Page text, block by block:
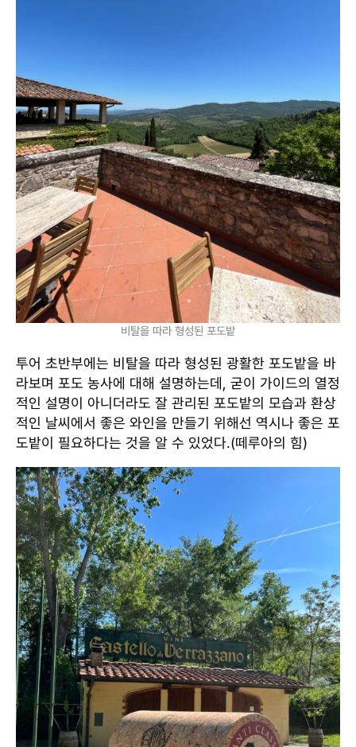
비탈을 따라 형성된 포도밭
투어 초반부에는 비탈을 따라 형성된 광활한 포도밭을 바
라보며 포도 농사에 대해 설명하는데, 굳이 가이드의 열정
적인 설명이 아니더라도 잘 관리된 포도밭의 모습과 환상
적인 날씨에서 좋은 와인을 만들기 위해선 역시나 좋은 포
도밭이 필요하다는 것을 알 수 있었다.(떼루아의 힘)